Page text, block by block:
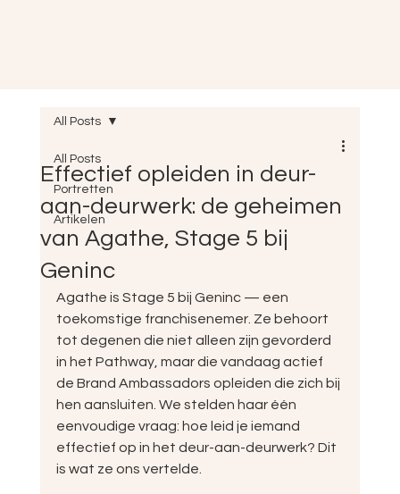
All Posts
Portretten
Artikelen
All Posts
Effectief opleiden in deur-
aan-deurwerk: de geheimen
van Agathe, Stage 5 bij
Geninc
Agathe is Stage 5 bij Geninc — een
toekomstige franchisenemer. Ze behoort
tot degenen die niet alleen zijn gevorderd
in het Pathway, maar die vandaag actief
de Brand Ambassadors opleiden die zich bij
hen aansluiten. We stelden haar één
eenvoudige vraag: hoe leid je iemand
effectief op in het deur-aan-deurwerk? Dit
is wat ze ons vertelde.